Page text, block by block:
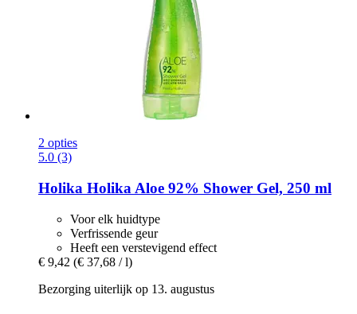
2 opties
5.0 (3)
Holika Holika Aloe 92% Shower Gel, 250 ml
Voor elk huidtype
Verfrissende geur
Heeft een verstevigend effect
€ 9,42 (€ 37,68 / l)
Bezorging uiterlijk op 13. augustus